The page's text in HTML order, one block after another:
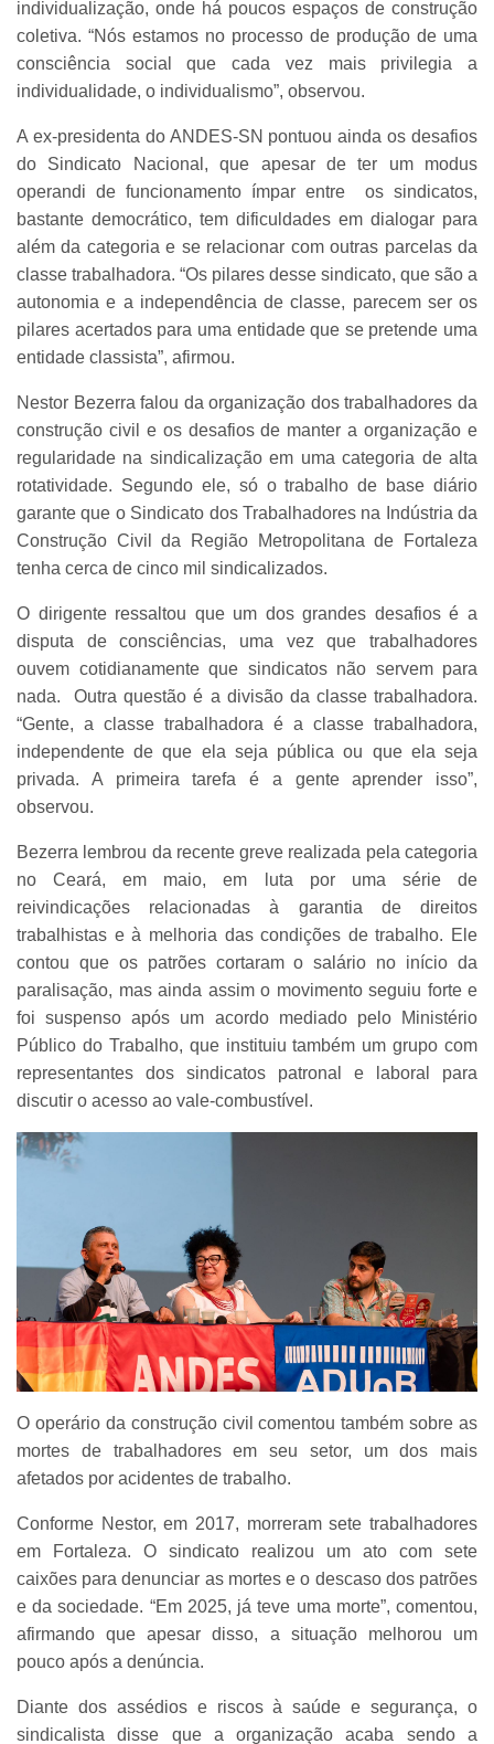
individualização, onde há poucos espaços de construção
coletiva. “Nós estamos no processo de produção de uma
consciência social que cada vez mais privilegia a
individualidade, o individualismo”, observou.
A ex-presidenta do ANDES-SN pontuou ainda os desafios
do Sindicato Nacional, que apesar de ter um modus
operandi de funcionamento ímpar entre os sindicatos,
bastante democrático, tem dificuldades em dialogar para
além da categoria e se relacionar com outras parcelas da
classe trabalhadora. “Os pilares desse sindicato, que são a
autonomia e a independência de classe, parecem ser os
pilares acertados para uma entidade que se pretende uma
entidade classista”, afirmou.
Nestor Bezerra falou da organização dos trabalhadores da
construção civil e os desafios de manter a organização e
regularidade na sindicalização em uma categoria de alta
rotatividade. Segundo ele, só o trabalho de base diário
garante que o Sindicato dos Trabalhadores na Indústria da
Construção Civil da Região Metropolitana de Fortaleza
tenha cerca de cinco mil sindicalizados.
O dirigente ressaltou que um dos grandes desafios é a
disputa de consciências, uma vez que trabalhadores
ouvem cotidianamente que sindicatos não servem para
nada. Outra questão é a divisão da classe trabalhadora.
“Gente, a classe trabalhadora é a classe trabalhadora,
independente de que ela seja pública ou que ela seja
privada. A primeira tarefa é a gente aprender isso”,
observou.
Bezerra lembrou da recente greve realizada pela categoria
no Ceará, em maio, em luta por uma série de
reivindicações relacionadas à garantia de direitos
trabalhistas e à melhoria das condições de trabalho. Ele
contou que os patrões cortaram o salário no início da
paralisação, mas ainda assim o movimento seguiu forte e
foi suspenso após um acordo mediado pelo Ministério
Público do Trabalho, que instituiu também um grupo com
representantes dos sindicatos patronal e laboral para
discutir o acesso ao vale-combustível.
O operário da construção civil comentou também sobre as
mortes de trabalhadores em seu setor, um dos mais
afetados por acidentes de trabalho.
Conforme Nestor, em 2017, morreram sete trabalhadores
em Fortaleza. O sindicato realizou um ato com sete
caixões para denunciar as mortes e o descaso dos patrões
e da sociedade. “Em 2025, já teve uma morte”, comentou,
afirmando que apesar disso, a situação melhorou um
pouco após a denúncia.
Diante dos assédios e riscos à saúde e segurança, o
sindicalista disse que a organização acaba sendo a